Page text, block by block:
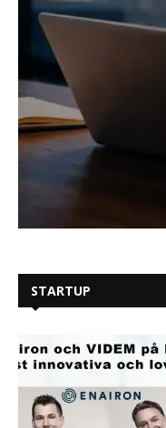
STARTUP